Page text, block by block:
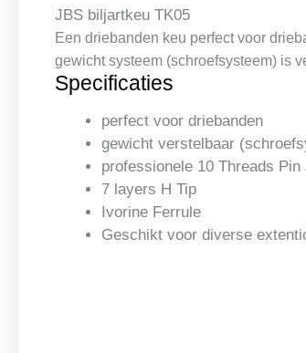
JBS biljartkeu TK05
Een driebanden keu perfect voor
gewicht systeem (schroefsysteem) is
Specificaties
perfect voor driebanden
gewicht verstelbaar
professionele 10 Threads Pin
7 layers H Tip
Ivorine Ferrule
Geschikt voor diverse